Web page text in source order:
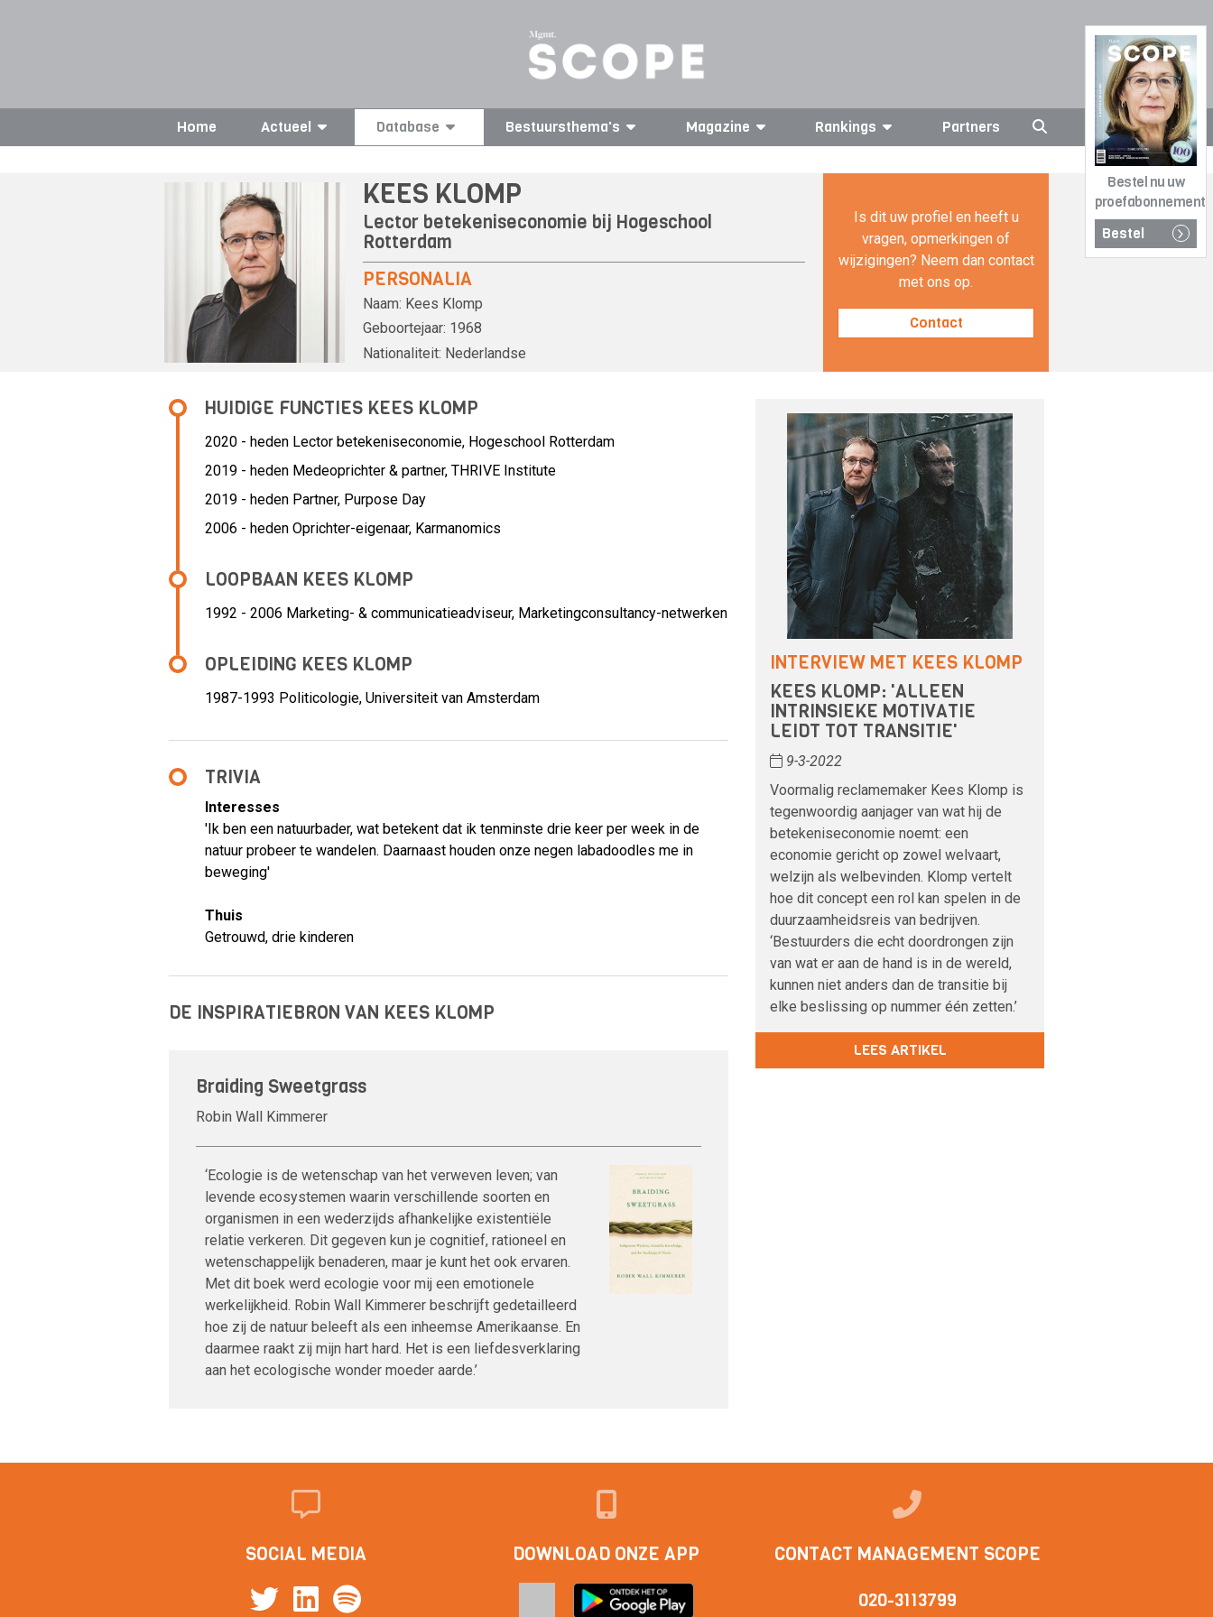
Bestel nu uw
proefabonnement
Bestel
Home Actueel Database Bestuursthema's Magazine Rankings Partners
KEES KLOMP
Lector betekeniseconomie bij Hogeschool
Rotterdam
PERSONALIA
Naam: Kees Klomp
Geboortejaar: 1968
Nationaliteit: Nederlandse
Is dit uw profiel en heeft u
vragen, opmerkingen of
wijzigingen? Neem dan contact
met ons op.
Contact
HUIDIGE FUNCTIES KEES KLOMP
2020 - heden Lector betekeniseconomie, Hogeschool Rotterdam
2019 - heden Medeoprichter & partner, THRIVE Institute
2019 - heden Partner, Purpose Day
2006 - heden Oprichter-eigenaar, Karmanomics
LOOPBAAN KEES KLOMP
1992 - 2006 Marketing- & communicatieadviseur, Marketingconsultancy-netwerken
OPLEIDING KEES KLOMP
1987-1993 Politicologie, Universiteit van Amsterdam
TRIVIA
Interesses
'Ik ben een natuurbader, wat betekent dat ik tenminste drie keer per week in de
natuur probeer te wandelen. Daarnaast houden onze negen labadoodles me in
beweging'
Thuis
Getrouwd, drie kinderen
DE INSPIRATIEBRON VAN KEES KLOMP
Braiding Sweetgrass
Robin Wall Kimmerer
‘Ecologie is de wetenschap van het verweven leven; van
levende ecosystemen waarin verschillende soorten en
organismen in een wederzijds afhankelijke existentiële
relatie verkeren. Dit gegeven kun je cognitief, rationeel en
wetenschappelijk benaderen, maar je kunt het ook ervaren.
Met dit boek werd ecologie voor mij een emotionele
werkelijkheid. Robin Wall Kimmerer beschrijft gedetailleerd
hoe zij de natuur beleeft als een inheemse Amerikaanse. En
daarmee raakt zij mijn hart hard. Het is een liefdesverklaring
aan het ecologische wonder moeder aarde.’
INTERVIEW MET KEES KLOMP
KEES KLOMP: 'ALLEEN
INTRINSIEKE MOTIVATIE
LEIDT TOT TRANSITIE'
9-3-2022
Voormalig reclamemaker Kees Klomp is
tegenwoordig aanjager van wat hij de
betekeniseconomie noemt: een
economie gericht op zowel welvaart,
welzijn als welbevinden. Klomp vertelt
hoe dit concept een rol kan spelen in de
duurzaamheidsreis van bedrijven.
‘Bestuurders die echt doordrongen zijn
van wat er aan de hand is in de wereld,
kunnen niet anders dan de transitie bij
elke beslissing op nummer één zetten.’
LEES ARTIKEL
SOCIAL MEDIA DOWNLOAD ONZE APP CONTACT MANAGEMENT SCOPE
020-3113799